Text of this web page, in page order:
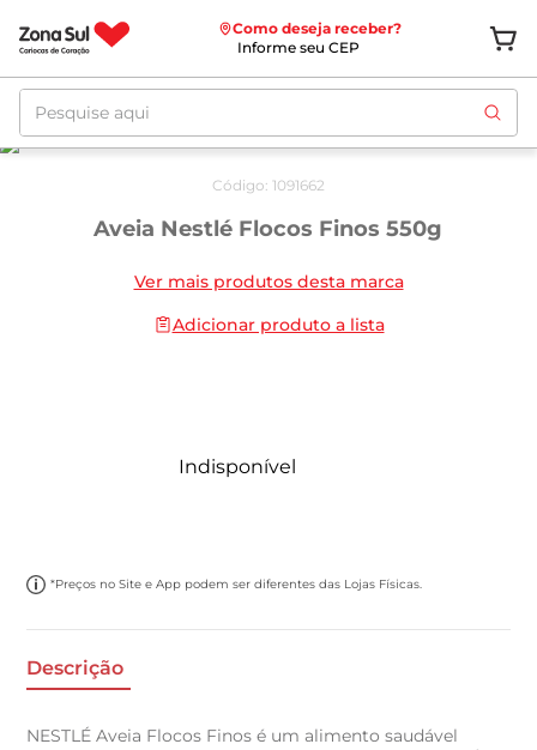
Como deseja receber?
Informe seu CEP
Pesquise aqui
Código: 1091662
Aveia Nestlé Flocos Finos 550g
Ver mais produtos desta marca
Adicionar produto a lista
Indisponível
*Preços no Site e App podem ser diferentes das Lojas Físicas.
Descrição
NESTLÉ Aveia Flocos Finos é um alimento saudável